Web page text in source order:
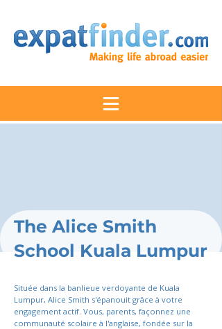
The Alice Smith
School Kuala Lumpur
Située dans la banlieue verdoyante de Kuala
Lumpur, Alice Smith s'épanouit grâce à votre
engagement actif. Vous, parents, façonnez une
communauté scolaire à l'anglaise, fondée sur la